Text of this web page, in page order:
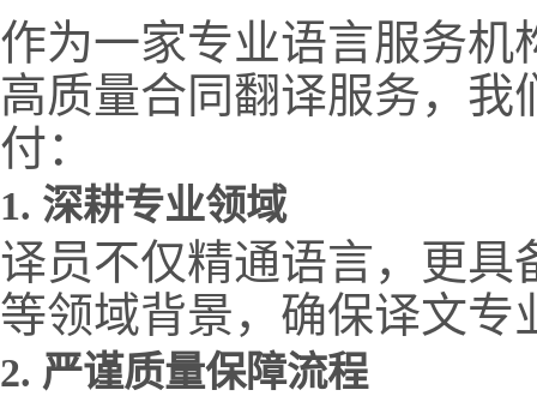
作为一家专业语言服务机
高质量合同翻译服务，我
付：
1. 深耕专业领域
译员不仅精通语言，更具
等领域背景，确保译文专
2. 严谨质量保障流程